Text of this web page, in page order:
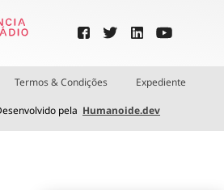
Termos & Condições Expediente
pela Humanoide.dev